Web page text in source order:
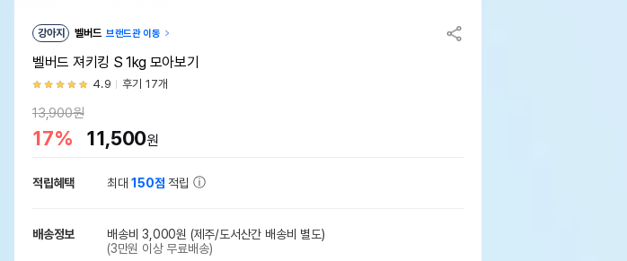
강아지 벨버드 브랜드관 이동
벨버드 져키킹 S 1kg 모아보기
4.9 후기 17개
13,900원
17% 11,500원
적립혜택 최대150점 적립
배송정보 배송비 3,000원 (제주/도서산간 배송비 별도)
(3만원 이상 무료배송)